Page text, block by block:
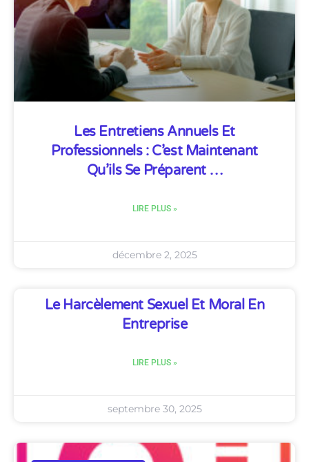
Les Entretiens Annuels Et
Professionnels : C’est Maintenant
Qu’ils Se Préparent …
LIRE PLUS »
décembre 2, 2025
Le Harcèlement Sexuel Et Moral En
Entreprise
LIRE PLUS »
septembre 30, 2025